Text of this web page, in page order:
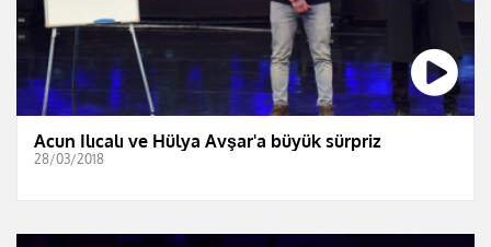
Acun Ilıcalı ve Hülya Avşar'a büyük sürpriz
28/03/2018